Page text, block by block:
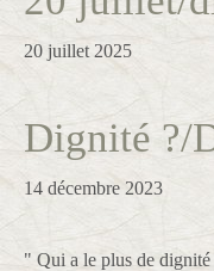
20 juillet 2025
Dignité ?/
14 décembre 2023
" Qui a le plus de